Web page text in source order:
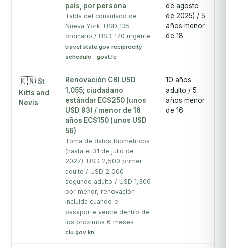
país, por persona
Tabla del consulado de
Nueva York: USD 135
ordinario / USD 170 urgente
travel.state.gov reciprocity
schedule · govt.lc
de agosto
de 2025) / 5
años menor
de 18
🇰🇳 St
Kitts and
Nevis
Renovación CBI USD
1,055; ciudadano
estándar EC$250 (unos
USD 93) / menor de 16
años EC$150 (unos USD
56)
Toma de datos biométricos
(hasta el 31 de julio de
2027): USD 2,500 primer
adulto / USD 2,000
segundo adulto / USD 1,300
por menor, renovación
incluida cuando el
pasaporte vence dentro de
los próximos 6 meses
ciu.gov.kn
10 años
adulto / 5
años menor
de 16